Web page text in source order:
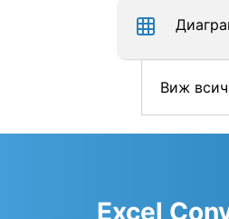
Виж
Excel